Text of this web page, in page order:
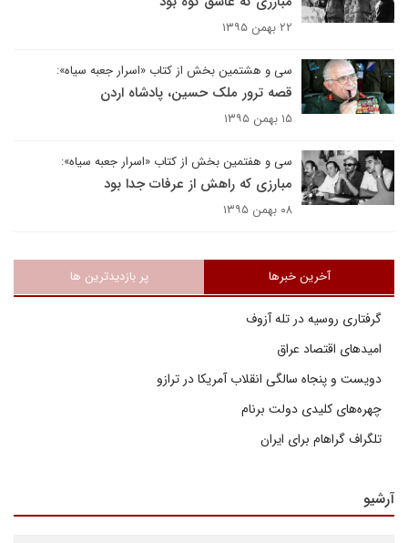
۲۲ بهمن ۱۳۹۵
سی و هشتمین بخش از کتاب «اسرار جعبه سیاه»:
قصه ترور ملک حسین، پادشاه اردن
۱۵ بهمن ۱۳۹۵
سی و هفتمین بخش از کتاب «اسرار جعبه سیاه»:
مبارزی که راهش از عرفات جدا بود
۰۸ بهمن ۱۳۹۵
آخرین خبرها پر بازدیدترین ها
گرفتاری روسیه در تله آزوف
امیدهای اقتصاد عراق
دویست و پنجاه سالگی انقلاب آمریکا در ترازو
چهره‌های کلیدی دولت برنام
تلگراف گراهام برای ایران
آرشیو